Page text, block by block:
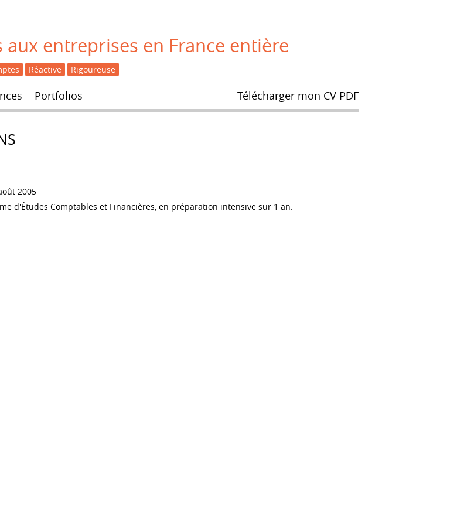
entreprises en France entière
Réactive Rigoureuse
Portfolios Télécharger mon CV PDF
2005
d'Études Comptables et Financières, en préparation intensive sur 1 an.